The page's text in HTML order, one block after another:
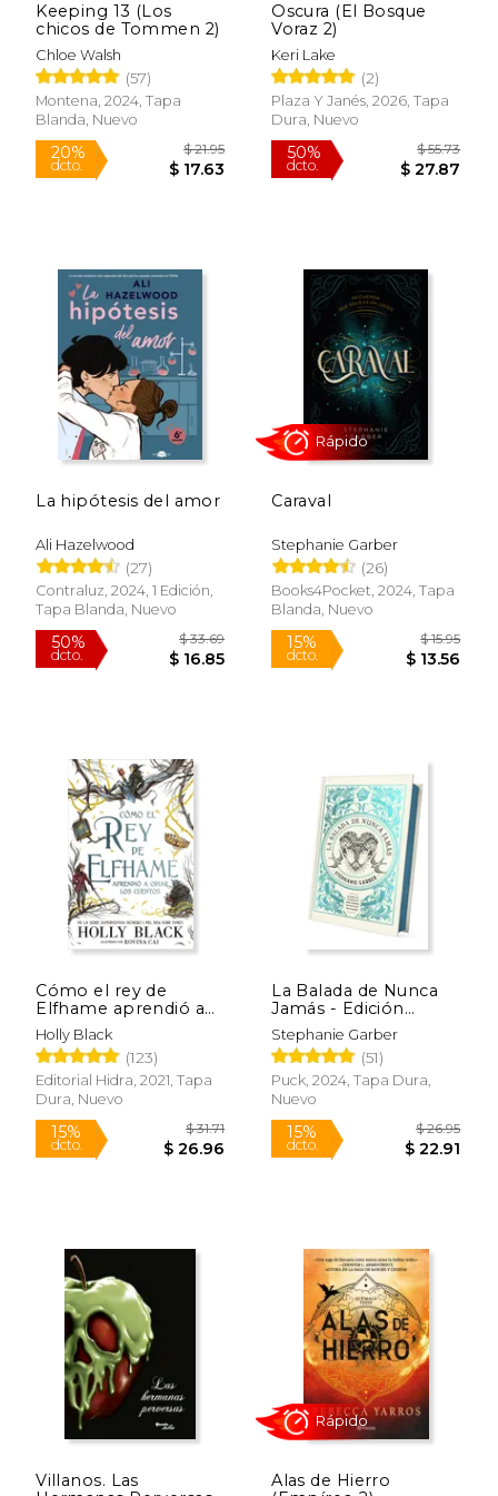
50%
dcto. $ 30.55
6%
dcto.
Keeping 13 (Los
chicos de Tommen 2)
Chloe Walsh
(57)
Montena, 2024, Tapa
Blanda, Nuevo
20%
dcto. $ 17.63
Rápido
Oscura (El Bosque
Voraz 2)
Keri Lake
(2)
Plaza Y Janés, 2026, Tapa
Dura, Nuevo
50%
dcto.
La hipótesis del amor
Ali Hazelwood
(27)
Contraluz, 2024, 1 Edición,
Tapa Blanda, Nuevo
50%
dcto.
Caraval
Stephanie Garber
(26)
Books4Pocket, 2024, Tapa
Blanda, Nuevo
15%
dcto.
Cómo el rey de
Elfhame aprendió a
odiar los cuentos
Holly Black
(123)
Editorial Hidra, 2021, Tapa
Dura, Nuevo
La Balada de Nunca
Jamás - Edición
Limitada (Once upon
a Broken Heart, 2)
Stephanie Garber
(51)
Puck, 2024, Tapa Dura,
Nuevo
Villanos. Las
Alas de Hierro